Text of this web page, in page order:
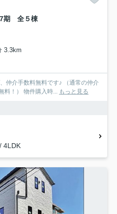
7期 全５棟
3.3km
仲介手数料無料です♪ （通常の仲介
手数料は約140万円⇒仲介手数料無料！） 物件購入時... もっと見る
4LDK